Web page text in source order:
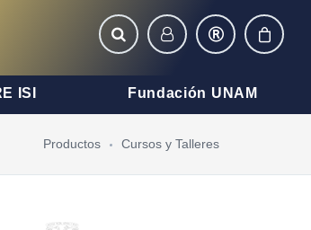
ISI Fundación UNAM
Productos Cursos y Talleres